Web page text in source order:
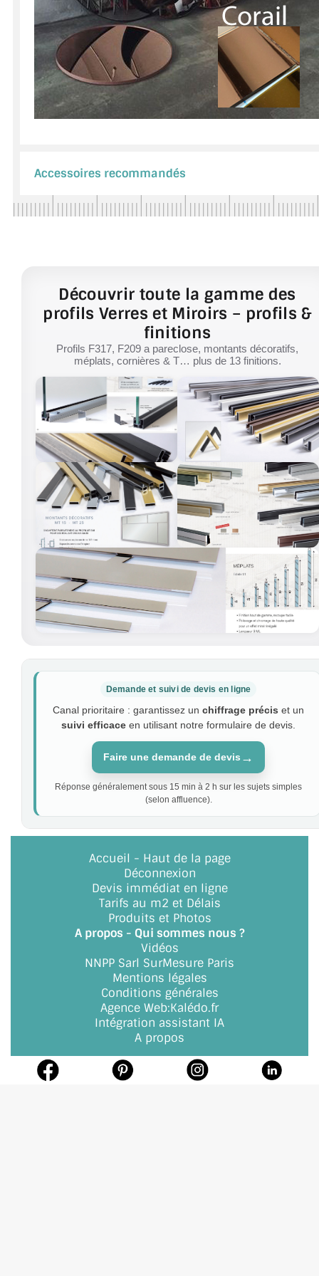
Accessoires recommandés
Découvrir toute la gamme des
profils Verres et Miroirs – profils &
finitions
Profils F317, F209 a pareclose, montants décoratifs,
méplats, cornières & T… plus de 13 finitions.
Demande et suivi de devis en ligne
Canal prioritaire : garantissez un chiffrage précis et un
suivi efficace en utilisant notre formulaire de devis.
Faire une demande de devis →
Réponse généralement sous 15 min à 2 h sur les sujets simples
(selon affluence).
Accueil - Haut de la page
Déconnexion
Devis immédiat en ligne
Tarifs au m2 et Délais
Produits et Photos
A propos - Qui sommes nous ?
Vidéos
NNPP Sarl SurMesure Paris
Mentions légales
Conditions générales
Agence Web:Kalédo.fr
Intégration assistant IA
A propos